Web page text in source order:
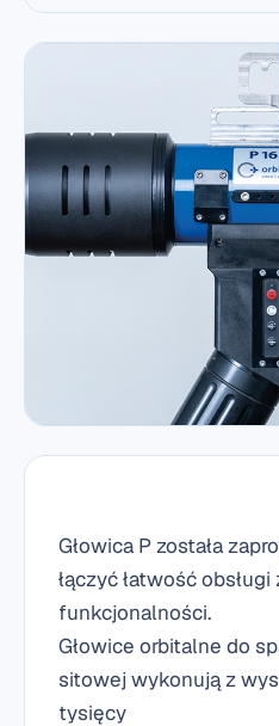
Głowica P została
łączyć łatwość
funkcjonalności.
Głowice orbitalne do
sitowej wykonują z
tysięcy